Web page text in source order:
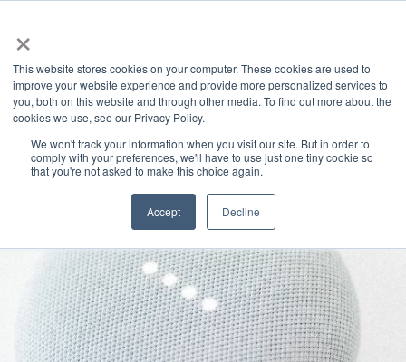
×
This website stores cookies on your computer. These cookies are used to
improve your website experience and provide more personalized services to
you, both on this website and through other media. To find out more about the
cookies we use, see our Privacy Policy.
We won't track your information when you visit our site. But in order to
comply with your preferences, we'll have to use just one tiny cookie so
that you're not asked to make this choice again.
Accept Decline
Latest News